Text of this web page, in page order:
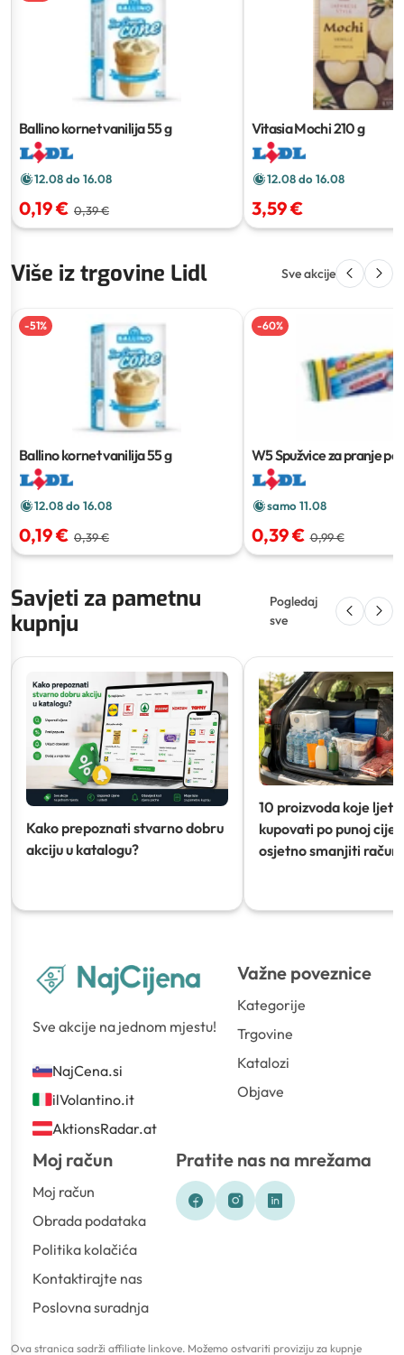
Ballino kornet vanilija55 g
12.08 do 16.08
0,19 € 0,39 €
Vitasia Mochi210 g
12.08 do 16.08
3,59 €
Više iz trgovine Lidl Sve akcije
-51%
Ballino kornet vanilija55 g
12.08 do 16.08
0,19 € 0,39 €
-60%
W5 Spužvice za pranje
kom
samo 11.08
0,39 € 0,99 €
Savjeti za pametnu
kupnju
Pogledaj
sve
Kako prepoznati stvarno dobru
akciju u katalogu?
10 proizvoda koje ljeti
kupovati po punoj
osjetno smanjiti račun)
Sve akcije na jednom mjestu!
NajCena.si
ilVolantino.it
AktionsRadar.at
Važne poveznice
Kategorije
Trgovine
Katalozi
Objave
Moj račun
Moj račun
Obrada podataka
Politika kolačića
Kontaktirajte nas
Poslovna suradnja
Pratite nas na mrežama
Ova stranica sadrži affiliate linkove. Možemo ostvariti proviziju za kupnje